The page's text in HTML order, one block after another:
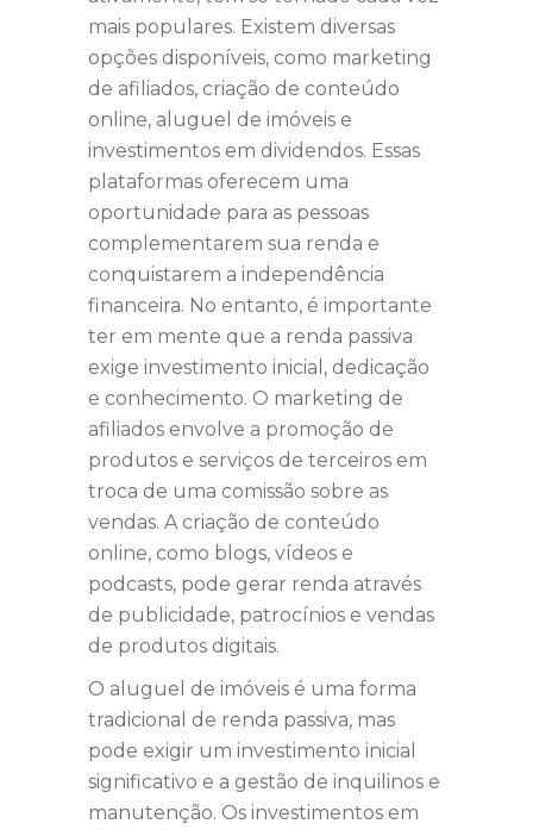
mais populares. Existem diversas
opções disponíveis, como marketing
de afiliados, criação de conteúdo
online, aluguel de imóveis e
investimentos em dividendos. Essas
plataformas oferecem uma
oportunidade para as pessoas
complementarem sua renda e
conquistarem a independência
financeira. No entanto, é importante
ter em mente que a renda passiva
exige investimento inicial, dedicação
e conhecimento. O marketing de
afiliados envolve a promoção de
produtos e serviços de terceiros em
troca de uma comissão sobre as
vendas. A criação de conteúdo
online, como blogs, vídeos e
podcasts, pode gerar renda através
de publicidade, patrocínios e vendas
de produtos digitais.
O aluguel de imóveis é uma forma
tradicional de renda passiva, mas
pode exigir um investimento inicial
significativo e a gestão de inquilinos e
manutenção. Os investimentos em